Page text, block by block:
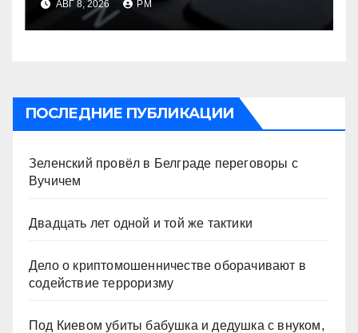
терроризму
АВГ 8, 2026 РМ
ПОСЛЕДНИЕ ПУБЛИКАЦИИ
Зеленский провёл в Белграде переговоры с
Вучичем
Двадцать лет одной и той же тактики
Дело о криптомошенничестве оборачивают в
содействие терроризму
Под Киевом убиты бабушка и дедушка с внуком,